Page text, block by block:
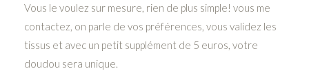
Vous le voulez sur mesure, rien de plus simple! vous me
contactez, on parle de vos préférences, vous validez les
tissus et avec un petit supplément de 5 euros, votre
doudou sera unique.